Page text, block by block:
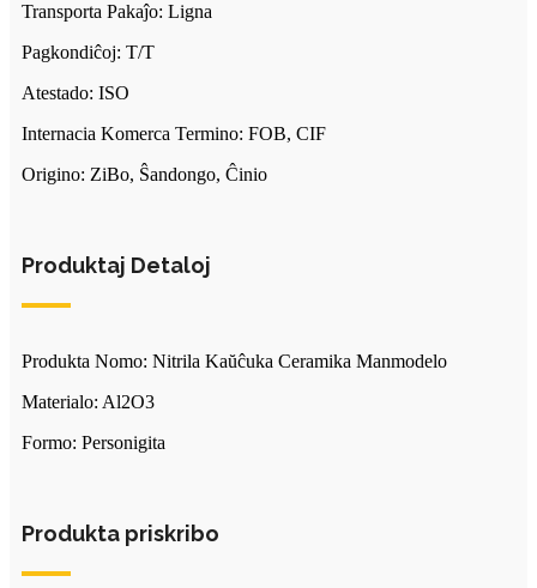
Transporta Pakaĵo: Ligna
Pagkondiĉoj: T/T
Atestado: ISO
Internacia Komerca Termino: FOB, CIF
Origino: ZiBo, Ŝandongo, Ĉinio
Produktaj Detaloj
Produkta Nomo: Nitrila Kaŭĉuka Ceramika Manmodelo
Materialo: Al2O3
Formo: Personigita
Produkta priskribo